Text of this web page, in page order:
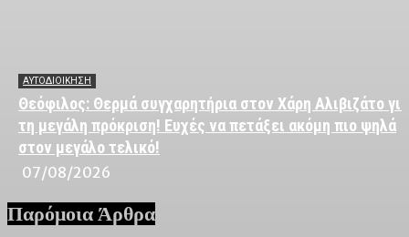
ΑΥΤΟΔΙΟΙΚΗΣΗ
Θεόφιλος: Θερμά συγχαρητήρια στον Χάρη Αλιβιζάτο για
τη μεγάλη πρόκριση! Ευχές να πετάξει ακόμη πιο ψηλά
στον μεγάλο τελικό!
07/08/2026
Παρόμοια Άρθρα